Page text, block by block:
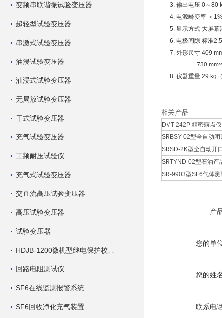
变频串联谐振试验变压器
超轻型试验变压器
串激式试验变压器
油浸试验变压器
油浸式试验变压器
无局放试验变压器
干式试验变压器
充气试验变压器
工频耐压试验仪
充气式试验变压器
交直流高压试验变压器
高压试验变压器
试验变压器
回路电阻测试仪
SF6在线监测报警系统
SF6回收净化充气装置
3. 输出电压 0～80
4. 电源畸变率 ＜1%
5. 显示方式 大屏幕
6. 电极间隙 标准
7. 外形尺寸 409
730 mm×410
8. 仪器重量 29 kg（
相关产品
DMT-242P 精密露点
SRBSY-02型全自动
SRSD-2K型全自动开
SRTYND-02型石油产
SR-9903型SF6气体
产
您的单
您的姓
联系电